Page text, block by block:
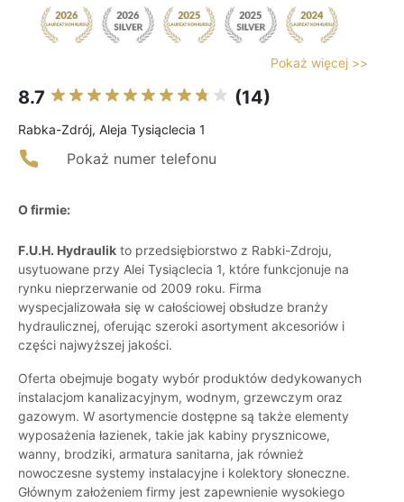
Pokaż więcej >>
8.7 (14)
Rabka-Zdrój, Aleja Tysiąclecia 1
Pokaż numer telefonu
O firmie:
F.U.H. Hydraulik to przedsiębiorstwo z Rabki-Zdroju,
usytuowane przy Alei Tysiąclecia 1, które funkcjonuje na
rynku nieprzerwanie od 2009 roku. Firma
wyspecjalizowała się w całościowej obsłudze branży
hydraulicznej, oferując szeroki asortyment akcesoriów i
części najwyższej jakości.
Oferta obejmuje bogaty wybór produktów dedykowanych
instalacjom kanalizacyjnym, wodnym, grzewczym oraz
gazowym. W asortymencie dostępne są także elementy
wyposażenia łazienek, takie jak kabiny prysznicowe,
wanny, brodziki, armatura sanitarna, jak również
nowoczesne systemy instalacyjne i kolektory słoneczne.
Głównym założeniem firmy jest zapewnienie wysokiego